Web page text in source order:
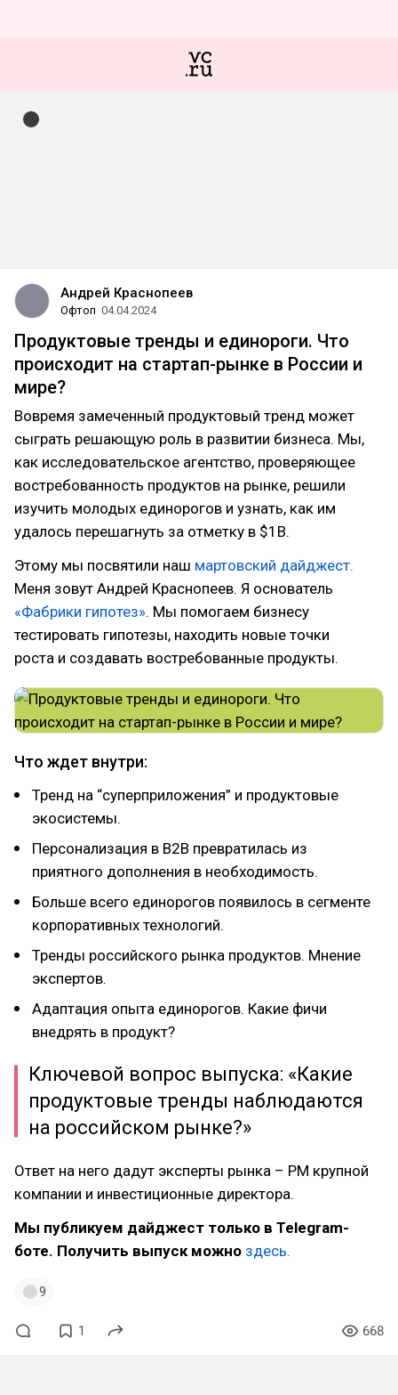
Андрей Краснопеев
Офтоп 04.04.2024
Продуктовые тренды и единороги. Что
происходит на стартап-рынке в России и
мире?
Вовремя замеченный продуктовый тренд может
сыграть решающую роль в развитии бизнеса. Мы,
как исследовательское агентство, проверяющее
востребованность продуктов на рынке, решили
изучить молодых единорогов и узнать, как им
удалось перешагнуть за отметку в $1B.
Этому мы посвятили наш мартовский дайджест.
Меня зовут Андрей Краснопеев. Я основатель
«‎Фабрики гипотез». Мы помогаем бизнесу
тестировать гипотезы, находить новые точки
роста и создавать востребованные продукты.
Что ждет внутри:
Тренд на “суперприложения” и продуктовые
экосистемы.
Персонализация в B2B превратилась из
приятного дополнения в необходимость.
Больше всего единорогов появилось в сегменте
корпоративных технологий.
Тренды российского рынка продуктов. Мнение
экспертов.
Адаптация опыта единорогов. Какие фичи
внедрять в продукт?
Ключевой вопрос выпуска: «Какие
продуктовые тренды наблюдаются
на российском рынке?»
Ответ на него дадут эксперты рынка – PM крупной
компании и инвестиционные директора.
Мы публикуем дайджест только в Telegram-
боте. Получить выпуск можно здесь.
9
1 668